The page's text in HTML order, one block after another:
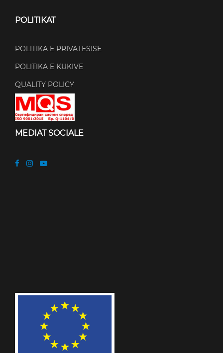
POLITIKAT
POLITIKA E PRIVATËSISË
POLITIKA E KUKIVE
QUALITY POLICY
MEDIAT SOCIALE